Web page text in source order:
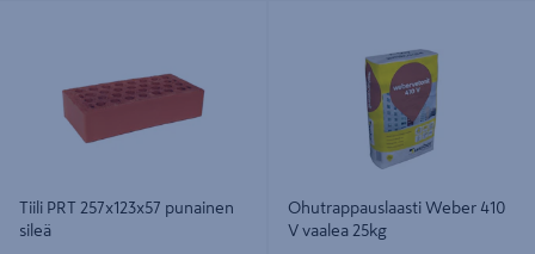
Tiili PRT 257x123x57 punainen
sileä
Ohutrappauslaasti Weber 410
V vaalea 25kg